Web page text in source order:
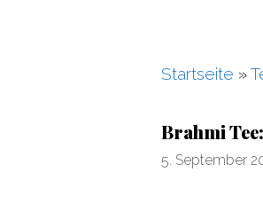
Startseite »
Brahmi
5. September